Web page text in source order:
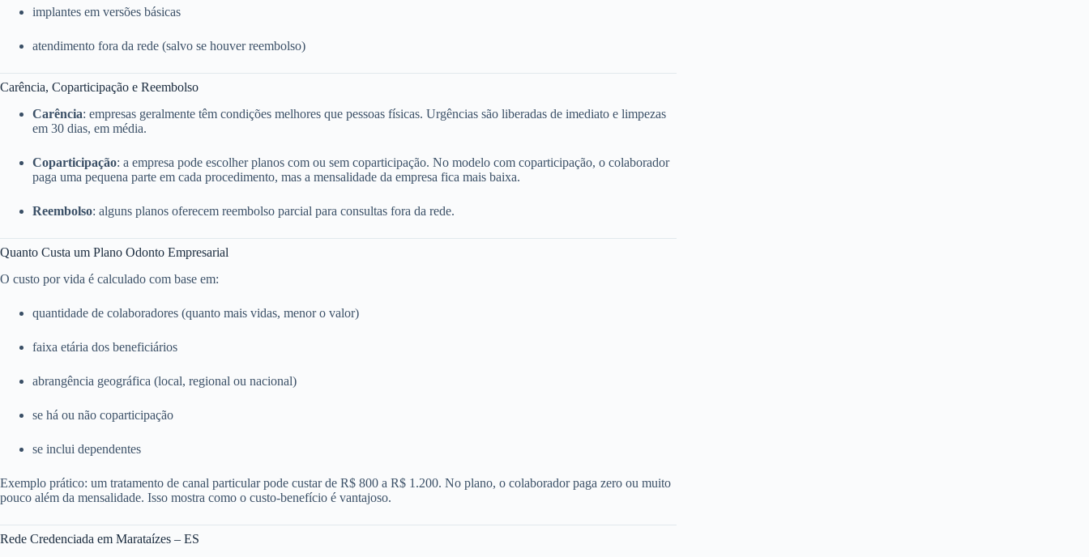
implantes em versões básicas
atendimento fora da rede (salvo se houver reembolso)
Carência, Coparticipação e Reembolso
Carência: empresas geralmente têm condições melhores que pessoas físicas. Urgências são liberadas de imediato e limpezas
em 30 dias, em média.
Coparticipação: a empresa pode escolher planos com ou sem coparticipação. No modelo com coparticipação, o colaborador
paga uma pequena parte em cada procedimento, mas a mensalidade da empresa fica mais baixa.
Reembolso: alguns planos oferecem reembolso parcial para consultas fora da rede.
Quanto Custa um Plano Odonto Empresarial
O custo por vida é calculado com base em:
quantidade de colaboradores (quanto mais vidas, menor o valor)
faixa etária dos beneficiários
abrangência geográfica (local, regional ou nacional)
se há ou não coparticipação
se inclui dependentes
Exemplo prático: um tratamento de canal particular pode custar de R$ 800 a R$ 1.200. No plano, o colaborador paga zero ou muito
pouco além da mensalidade. Isso mostra como o custo-benefício é vantajoso.
Rede Credenciada em Marataízes – ES